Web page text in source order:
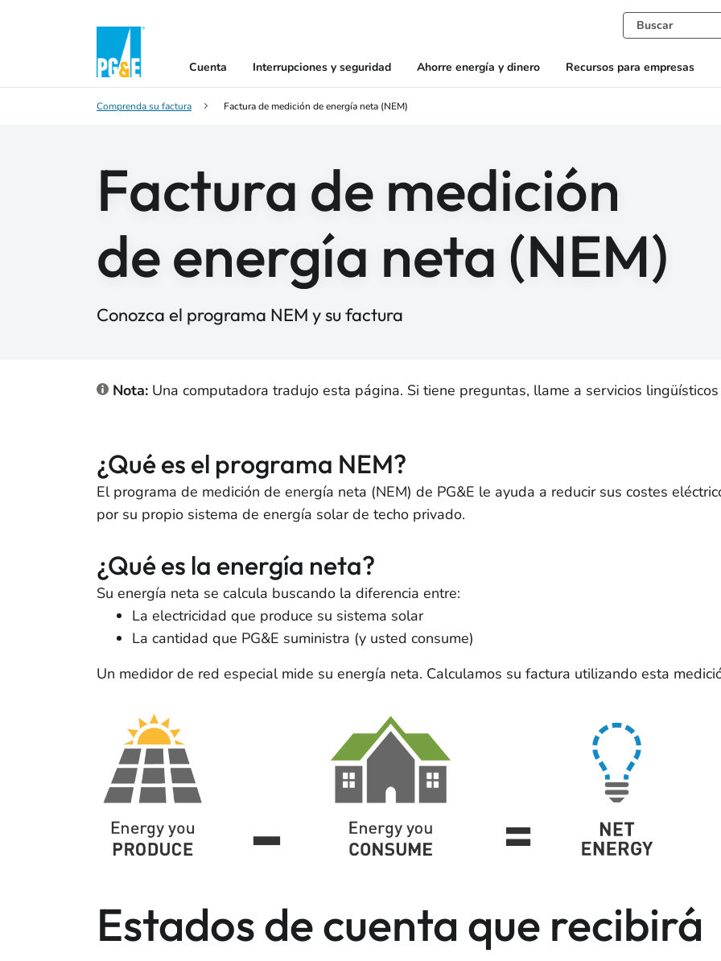
Cuenta Interrupciones y seguridad Ahorre energía y dinero Recursos para empresas
Comprenda su factura Factura de medición de energía neta (NEM)
Factura de medición
de energía neta (NEM)
Conozca el programa NEM y su factura
Nota: Una computadora tradujo esta página. Si tiene preguntas, llame a servicios
¿Qué es el programa NEM?
El programa de medición de energía neta (NEM) de PG&E le ayuda a reducir sus costes
por su propio sistema de energía solar de techo privado.
¿Qué es la energía neta?
Su energía neta se calcula buscando la diferencia entre:
La electricidad que produce su sistema solar
La cantidad que PG&E suministra (y usted consume)
Un medidor de red especial mide su energía neta. Calculamos su factura utilizando esta
Estados de cuenta que recibirá